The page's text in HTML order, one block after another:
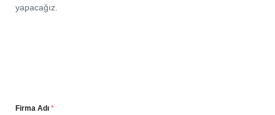
yapacağız.
Firma Adı *